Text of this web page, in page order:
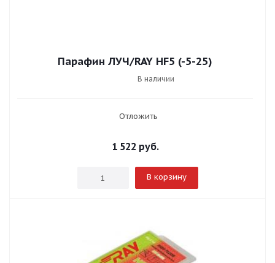
Парафин ЛУЧ/RAY HF5 (-5-25)
В наличии
Отложить
1 522 руб.
В корзину